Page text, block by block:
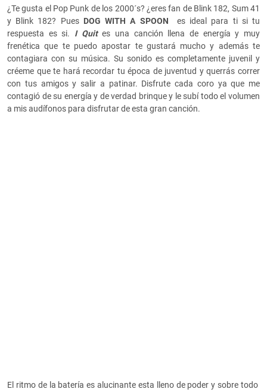
¿Te gusta el Pop Punk de los 2000´s? ¿eres fan de Blink 182, Sum 41
y Blink 182? Pues DOG WITH A SPOON es ideal para ti si tu
respuesta es si. I Quites una canción llena de energía y muy
frenética que te puedo apostar te gustará mucho y además te
contagiara con su música. Su sonido es completamente juvenil y
créeme que te hará recordar tu época de juventud y querrás correr
con tus amigos y salir a patinar. Disfrute cada coro ya que me
contagió de su energía y de verdad brinque y le subí todo el volumen
a mis audífonos para disfrutar de esta gran canción.
El ritmo de la batería es alucinante esta lleno de poder y sobre todo